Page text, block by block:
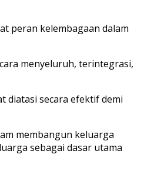
peran kelembagaan dalam
menyeluruh, terintegrasi,
diatasi secara efektif demi
membangun keluarga
sebagai dasar utama